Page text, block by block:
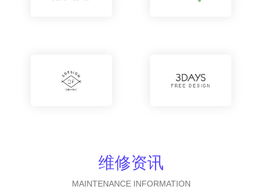
维修资讯
MAINTENANCE INFORMATION